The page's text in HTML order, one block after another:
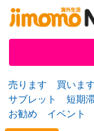
掲示板
売ります 買います
サブレット
短期
お勧め
イベント